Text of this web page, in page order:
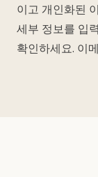
이고 개인화된
세부 정보를 입
확인하세요. 이